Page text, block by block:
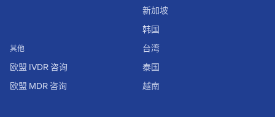
其他
欧盟 IVDR 咨询
欧盟 MDR 咨询
新加坡
韩国
台湾
泰国
越南